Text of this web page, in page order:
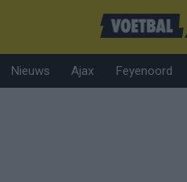
Nieuws Ajax Feyenoord